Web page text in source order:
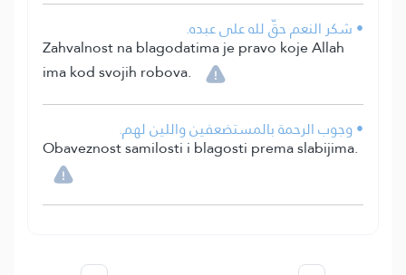
• شكر النعم حقّ لله على عبده.
Zahvalnost na blagodatima je pravo koje Allah
ima kod svojih robova.
• وجوب الرحمة بالمستضعفين واللين لهم.
Obaveznost samilosti i blagosti prema slabijima.